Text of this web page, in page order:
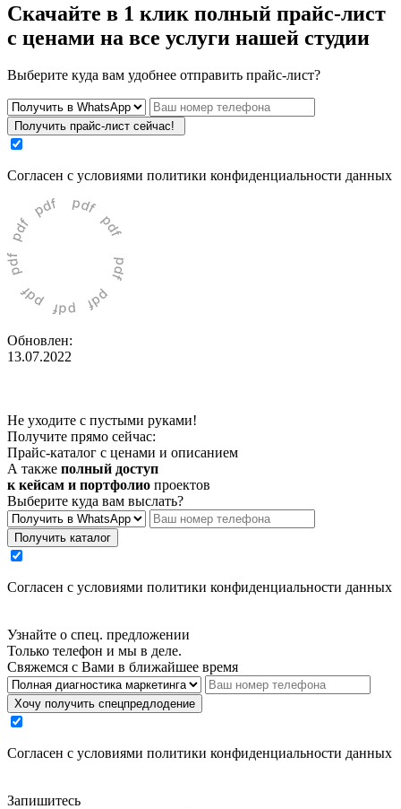
Скачайте в 1 клик полный прайс-лист
с ценами на все услуги нашей студии
Выберите куда вам удобнее отправить прайс-лист?
Получить прайс-лист сейчас!
Cогласен с условиями политики конфиденциальности данных
Обновлен:
13.07.2022
Не уходите с пустыми руками!
Получите прямо сейчас:
Прайс-каталог с ценами и описанием
А также полный доступ
к кейсам и портфолио проектов
Выберите куда вам выслать?
Получить каталог
Cогласен с условиями политики конфиденциальности данных
Узнайте о спец. предложении
Только телефон и мы в деле.
Свяжемся с Вами в ближайшее время
Хочу получить спецпредлодение
Cогласен с условиями политики конфиденциальности данных
Запишитесь